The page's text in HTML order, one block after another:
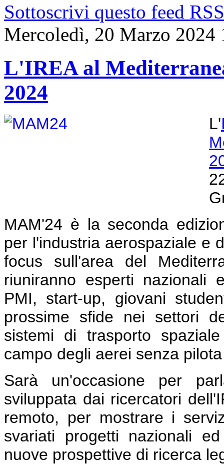
Sottoscrivi questo feed RSS
Mercoledì, 20 Marzo 2024
L'IREA al
2024
L'
MAM'24 è la seconda
per l'industria aerospaziale e
focus sull'area del
riuniranno esperti nazionali
PMI, start-up, giovani
prossime sfide nei settori
sistemi di trasporto
campo degli aerei senza
Sarà un'occasione per
sviluppata dai ricercatori
remoto, per mostrare i
svariati progetti nazionali
nuove prospettive di ricerca